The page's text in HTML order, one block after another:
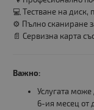
💻 Тестване на
⚙️ Пълно сканиране
📄 Сервизна карта
Важно:
Услугата
6-ия месец от